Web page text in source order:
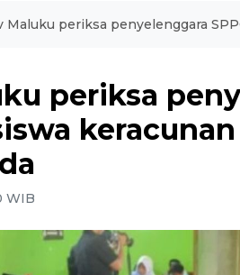
Maluku periksa penyelenggara
periksa
WIB